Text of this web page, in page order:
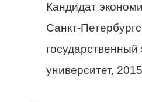
Кандидат
Санкт-
государственный
университет, 2015